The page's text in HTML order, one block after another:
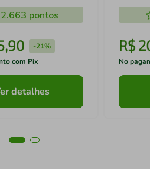
pontos
,90 -21%
com Pix
detalhes
(EIB20)
R$
No